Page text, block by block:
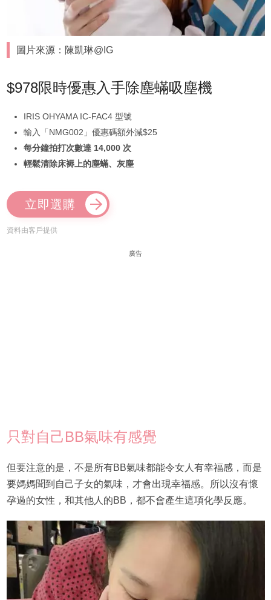
圖片來源：陳凱琳@IG
$978限時優惠入手除塵蟎吸塵機
IRIS OHYAMA IC-FAC4 型號
輸入「NMG002」優惠碼額外減$25
每分鐘拍打次數達 14,000 次
輕鬆清除床褥上的塵蟎、灰塵
立即選購
資料由客戶提供
廣告
只對自己BB氣味有感覺
但要注意的是，不是所有BB氣味都能令女人有幸福感，而是
要媽媽聞到自己子女的氣味，才會出現幸福感。所以沒有懷
孕過的女性，和其他人的BB，都不會產生這項化學反應。